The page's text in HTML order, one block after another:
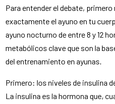
Para entender el debate,
exactamente el ayuno en tu
ayuno nocturno de entre 8 y 12
metabólicos clave que son la
del entrenamiento en ayunas.
Primero: los niveles de insulina
La insulina es la hormona que,